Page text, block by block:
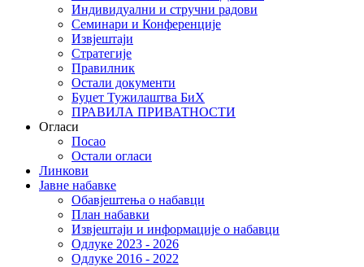
Индивидуални и стручни радови
Семинари и Конференције
Извјештаји
Стратегије
Правилник
Остали документи
Буџет Тужилаштва БиХ
ПРАВИЛА ПРИВАТНОСТИ
Огласи
Посао
Остали огласи
Линкови
Јавне набавке
Обавјештења о набавци
План набавки
Извјештаји и информације о набавци
Одлуке 2023 - 2026
Одлуке 2016 - 2022